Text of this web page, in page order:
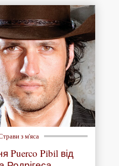
з м'яса
Puerco Pibil від